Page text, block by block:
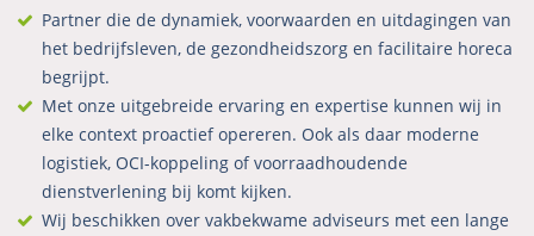
Partner die de dynamiek, voorwaarden en uitdagingen van
het bedrijfsleven, de gezondheidszorg en facilitaire horeca
begrijpt.
Met onze uitgebreide ervaring en expertise kunnen wij in
elke context proactief opereren. Ook als daar moderne
logistiek, OCI-koppeling of voorraadhoudende
dienstverlening bij komt kijken.
Wij beschikken over vakbekwame adviseurs met een lange